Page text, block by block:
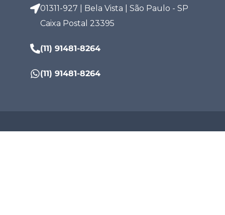
01311-927 | Bela Vista | São Paulo - SP
Caixa Postal 23395
(11) 91481-8264
(11) 91481-8264